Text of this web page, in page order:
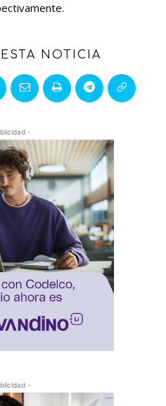
NOTICIA
-
-